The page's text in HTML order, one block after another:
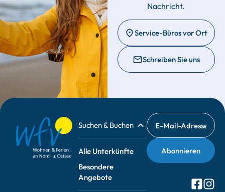
Nachricht.
Service-Büros vor Ort
Schreiben Sie uns
Suchen & Buchen
Alle Unterkünfte
Besondere
Angebote